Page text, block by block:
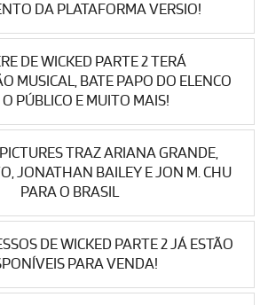
DA PLATAFORMA VERSIO!
DE WICKED PARTE 2 TERÁ
MUSICAL, BATE PAPO DO ELENCO
PÚBLICO E MUITO MAIS!
TRAZ ARIANA GRANDE,
JONATHAN BAILEY E JON M. CHU
PARA O BRASIL
DE WICKED PARTE 2 JÁ ESTÃO
PARA VENDA!